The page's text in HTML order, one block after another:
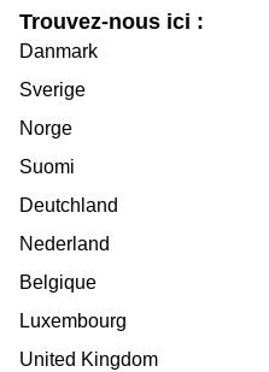
Trouvez-nous ici :
Danmark
Sverige
Norge
Suomi
Deutchland
Nederland
Belgique
Luxembourg
United Kingdom